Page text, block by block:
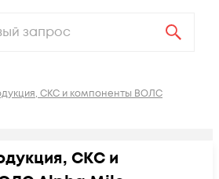
СКС и компоненты ВОЛС
СКС и